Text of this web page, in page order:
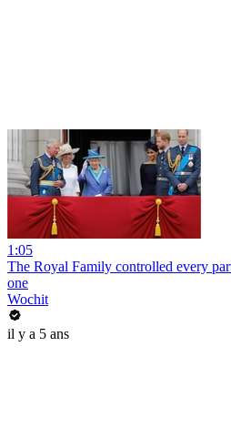
1:05
The Royal Family controlled every
one
Wochit
il y a 5 ans